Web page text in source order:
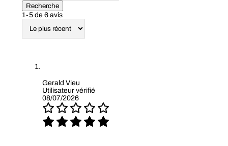
Recherche
1-5 de 6 avis
Gerald Vieu
Utilisateur vérifié
08/07/2026